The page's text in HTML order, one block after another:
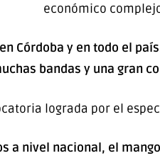
económico
Córdoba y en todo el
bandas y una gran
lograda por el
a nivel nacional, el